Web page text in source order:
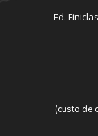
Ed.
(custo de